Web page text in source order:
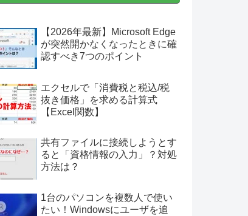
【2026年最新】Microsoft Edge
が突然開かなくなったときに確
認すべき7つのポイント
エクセルで「消費税と税込/税
抜き価格」を求める計算式
【Excel関数】
共有ファイルに接続しようとす
ると「資格情報の入力」？対処
方法は？
1台のパソコンを複数人で使い
たい！Windowsにユーザを追